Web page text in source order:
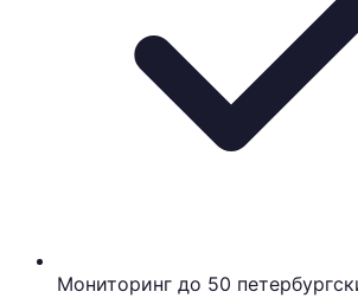
Мониторинг до 50